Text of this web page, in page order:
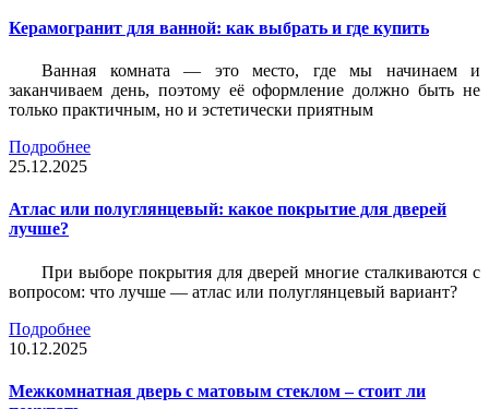
Керамогранит для ванной: как выбрать и где купить
Ванная комната — это место, где мы начинаем и
заканчиваем день, поэтому её оформление должно быть не
только практичным, но и эстетически приятным
Подробнее
25.12.2025
Атлас или полуглянцевый: какое покрытие для дверей
лучше?
При выборе покрытия для дверей многие сталкиваются с
вопросом: что лучше — атлас или полуглянцевый вариант?
Подробнее
10.12.2025
Межкомнатная дверь с матовым стеклом – стоит ли